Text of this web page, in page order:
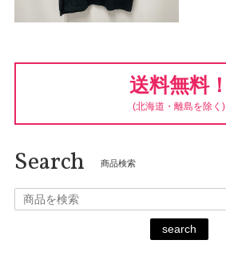
送料無料！
(北海道・離島を除く)
Search 商品検索
search